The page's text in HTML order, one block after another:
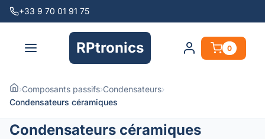
+33 9 70 01 91 75
RPtronics 0
›Composants passifs›Condensateurs›
Condensateurs céramiques
Condensateurs céramiques